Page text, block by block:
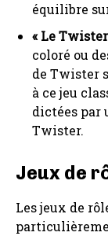
équilibre
« Le
coloré ou
de Twister
à ce jeu
dictées par
Twister.
Jeux de
Les jeux de